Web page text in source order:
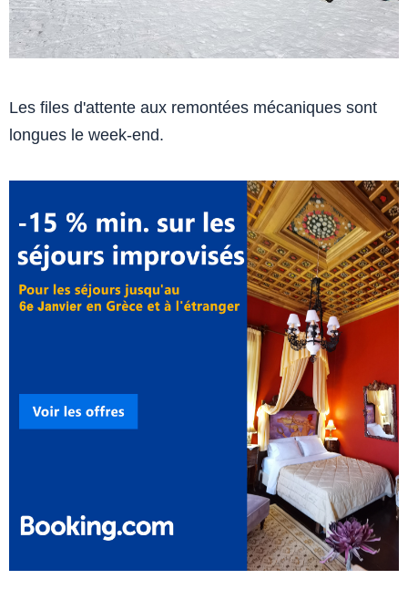
Les files d'attente aux remontées mécaniques sont
longues le week-end.